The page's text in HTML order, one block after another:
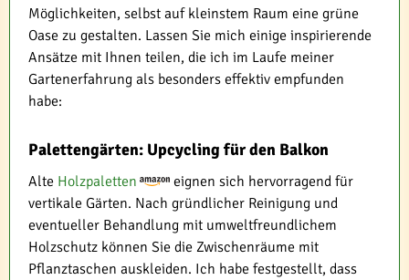
Möglichkeiten, selbst auf kleinstem Raum eine grüne
Oase zu gestalten. Lassen Sie mich einige inspirierende
Ansätze mit Ihnen teilen, die ich im Laufe meiner
Gartenerfahrung als besonders effektiv empfunden
habe:
Palettengärten: Upcycling für den Balkon
Alte Holzpaletten
eignen sich hervorragend für
vertikale Gärten. Nach gründlicher Reinigung und
eventueller Behandlung mit umweltfreundlichem
Holzschutz können Sie die Zwischenräume mit
Pflanztaschen auskleiden. Ich habe festgestellt, dass